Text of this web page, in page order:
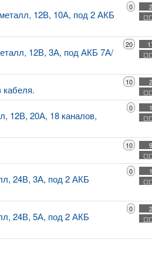
12В, 10А, под 2 АКБ
0
2
12В, 3А, под АКБ 7А/
20
кабеля.
10
2
12В, 20А, 18 каналов,
0
1
10
9
24В, 3А, под 2 АКБ
0
1
24В, 5А, под 2 АКБ
0
2